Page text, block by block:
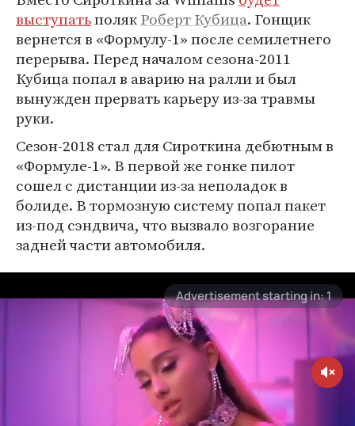
выступатьполякРоберт Кубица. Гонщик
вернется в «Формулу-1» после семилетнего
перерыва. Перед началом сезона-2011
Кубица попал в аварию на ралли и был
вынужден прервать карьеру из-за травмы
руки.
Сезон-2018 стал для Сироткина дебютным в
«Формуле-1». В первой же гонке пилот
сошел с дистанции из-за неполадок в
болиде. В тормозную систему попал пакет
из-под сэндвича, что вызвало возгорание
задней части автомобиля.